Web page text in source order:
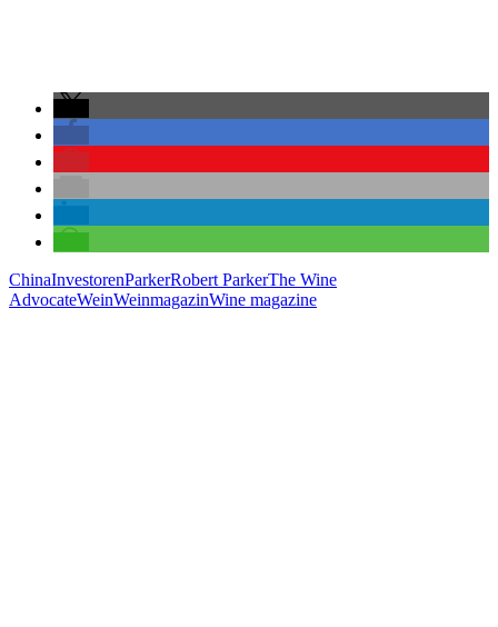
ChinaInvestorenParkerRobert ParkerThe Wine
AdvocateWeinWeinmagazinWine magazine